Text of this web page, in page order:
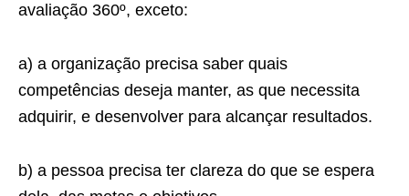
avaliação 360º, exceto:
a) a organização precisa saber quais
competências deseja manter, as que necessita
adquirir, e desenvolver para alcançar resultados.
b) a pessoa precisa ter clareza do que se espera